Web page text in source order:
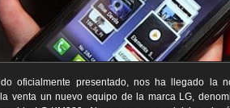
oficialmente presentado, nos ha llegado la
venta un nuevo equipo de la marca LG,